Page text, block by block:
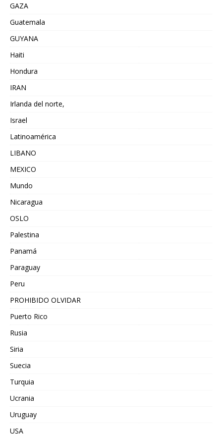
GAZA
Guatemala
GUYANA
Haiti
Hondura
IRAN
Irlanda del norte,
Israel
Latinoamérica
LIBANO
MEXICO
Mundo
Nicaragua
OSLO
Palestina
Panamá
Paraguay
Peru
PROHIBIDO OLVIDAR
Puerto Rico
Rusia
Siria
Suecia
Turquia
Ucrania
Uruguay
USA